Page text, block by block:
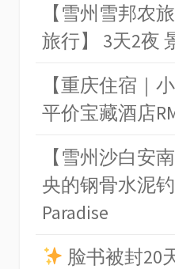
【雪州雪邦农
旅行】 3天2夜
【重庆住宿｜
平价宝藏酒店
【雪州沙白安
央的钢骨水泥
Paradise
脸书被封20